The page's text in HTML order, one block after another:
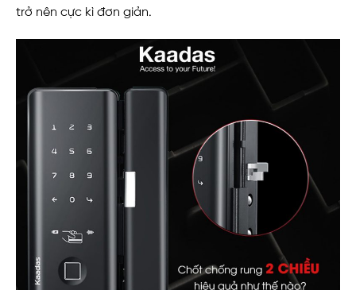
trở nên cực kì đơn giản.